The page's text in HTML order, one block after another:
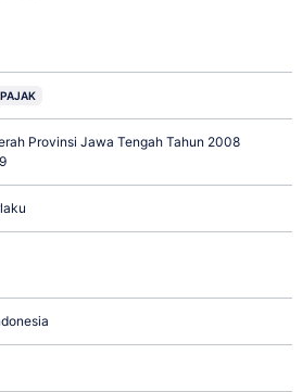
PAJAK
Provinsi Jawa Tengah Tahun 2008